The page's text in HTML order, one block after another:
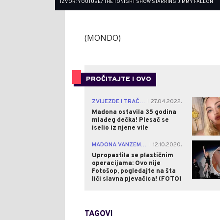
IZVOR: YOUTUBE/ THE TONIGHT SHOW STARRING JIMMY FALLON
(MONDO)
PROČITAJTE I OVO
ZVIJEZDE I TRAČEVI
27.04.2022.
Madona ostavila 35 godina
mlađeg dečka! Plesač se
iselio iz njene vile
MADONA VANZEMALJAC!
12.10.2020.
Upropastila se plastičnim
operacijama: Ovo nije
Fotošop, pogledajte na šta
liči slavna pjevačica! (FOTO)
TAGOVI